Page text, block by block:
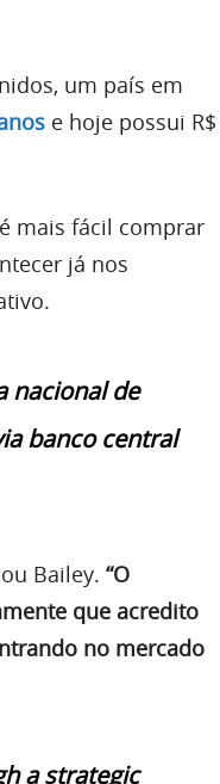
um país em
e hoje possui R$
mais fácil comprar
já nos
nacional de
banco central
Bailey. “O
que acredito
no mercado
a strategic